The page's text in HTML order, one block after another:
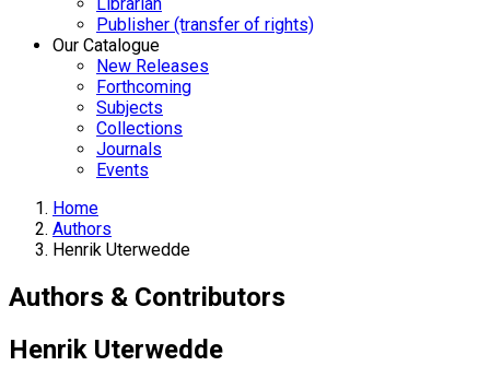
Publisher (transfer of rights)
Our Catalogue
New Releases
Forthcoming
Subjects
Collections
Journals
Events
Home
Authors
Henrik Uterwedde
Authors & Contributors
Henrik Uterwedde